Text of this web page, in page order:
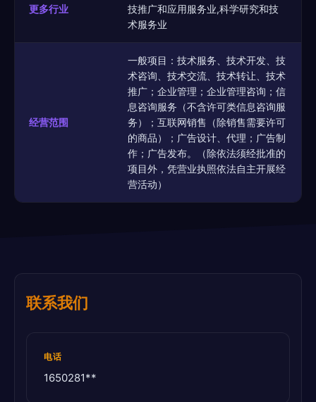
更多行业
技推广和应用服务业,科学研究和技
术服务业
经营范围
一般项目：技术服务、技术开发、技
术咨询、技术交流、技术转让、技术
推广；企业管理；企业管理咨询；信
息咨询服务（不含许可类信息咨询服
务）；互联网销售（除销售需要许可
的商品）；广告设计、代理；广告制
作；广告发布。（除依法须经批准的
项目外，凭营业执照依法自主开展经
营活动）
联系我们
电话
1650281**